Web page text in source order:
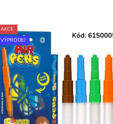
AKCE
VÝPRODEJ
Kód: